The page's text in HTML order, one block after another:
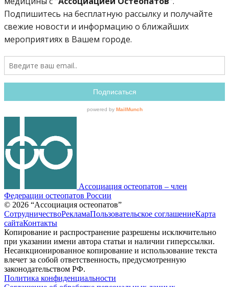
Ассоциация остеопатов – член
Федерации остеопатов России
© 2026 “Ассоциация остеопатов”
СотрудничествоРекламаПользовательское соглашениеКарта
сайтаКонтакты
Копирование и распространение разрешены исключительно
при указании имени автора статьи и наличии гиперссылки.
Несанкционированное копирование и использование текста
влечет за собой ответственность, предусмотренную
законодательством РФ.
Политика конфиденциальности